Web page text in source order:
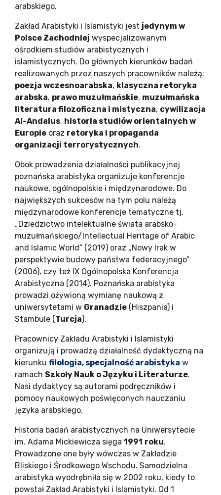
arabskiego.
Zakład Arabistyki i Islamistyki jest jedynym w
Polsce Zachodniej wyspecjalizowanym
ośrodkiem studiów arabistycznych i
islamistycznych. Do głównych kierunków badań
realizowanych przez naszych pracowników należą:
poezja wczesnoarabska, klasyczna retoryka
arabska, prawo muzułmańskie, muzułmańska
literatura filozoficzna i mistyczna, cywilizacja
Al-Andalus, historia studiów orientalnych w
Europie oraz retoryka i propaganda
organizacji terrorystycznych.
Obok prowadzenia działalności publikacyjnej
poznańska arabistyka organizuje konferencje
naukowe, ogólnopolskie i międzynarodowe. Do
największych sukcesów na tym polu należą
międzynarodowe konferencje tematyczne tj.
„Dziedzictwo intelektualne świata arabsko-
muzułmańskiego/Intellectual Heritage of Arabic
and Islamic World” (2019) oraz „Nowy Irak w
perspektywie budowy państwa federacyjnego”
(2006), czy też IX Ogólnopolska Konferencja
Arabistyczna (2014). Poznańska arabistyka
prowadzi ożywioną wymianę naukową z
uniwersytetami w Granadzie (Hiszpania) i
Stambule (Turcja).
Pracownicy Zakładu Arabistyki i Islamistyki
organizują i prowadzą działalność dydaktyczną na
kierunku filologia, specjalność arabistyka w
ramach Szkoły Nauk o Języku i Literaturze.
Nasi dydaktycy są autorami podręczników i
pomocy naukowych poświęconych nauczaniu
języka arabskiego.
Historia badań arabistycznych na Uniwersytecie
im. Adama Mickiewicza sięga 1991 roku.
Prowadzone one były wówczas w Zakładzie
Bliskiego i Środkowego Wschodu. Samodzielna
arabistyka wyodrębniła się w 2002 roku, kiedy to
powstał Zakład Arabistyki i Islamistyki. Od 1